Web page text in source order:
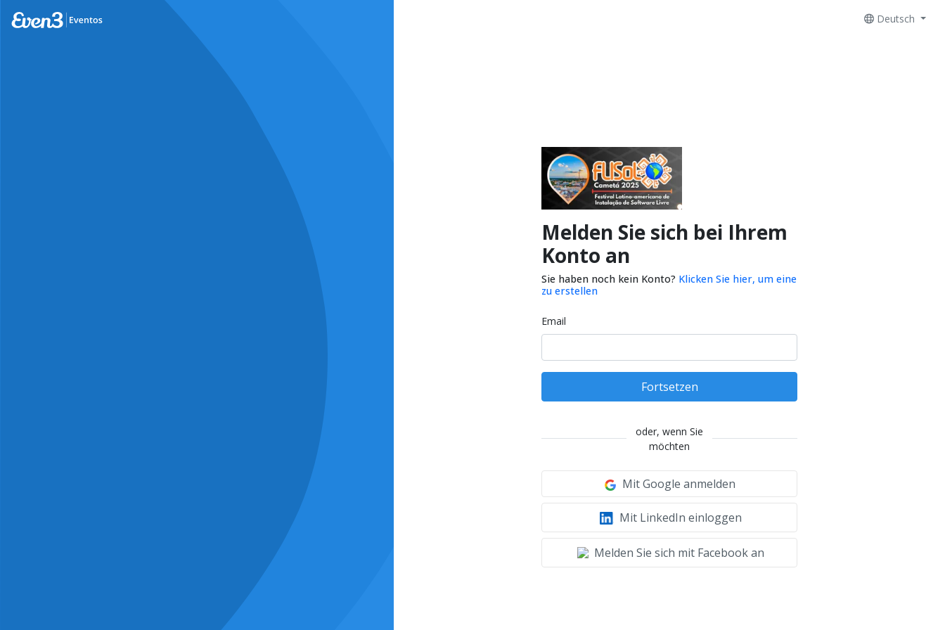
Deutsch
Melden Sie sich bei Ihrem
Konto an
Sie haben noch kein Konto? Klicken Sie hier, um eine
zu erstellen
Email
Fortsetzen
oder, wenn Sie
möchten
Mit Google anmelden
Mit LinkedIn einloggen
Melden Sie sich mit Facebook an